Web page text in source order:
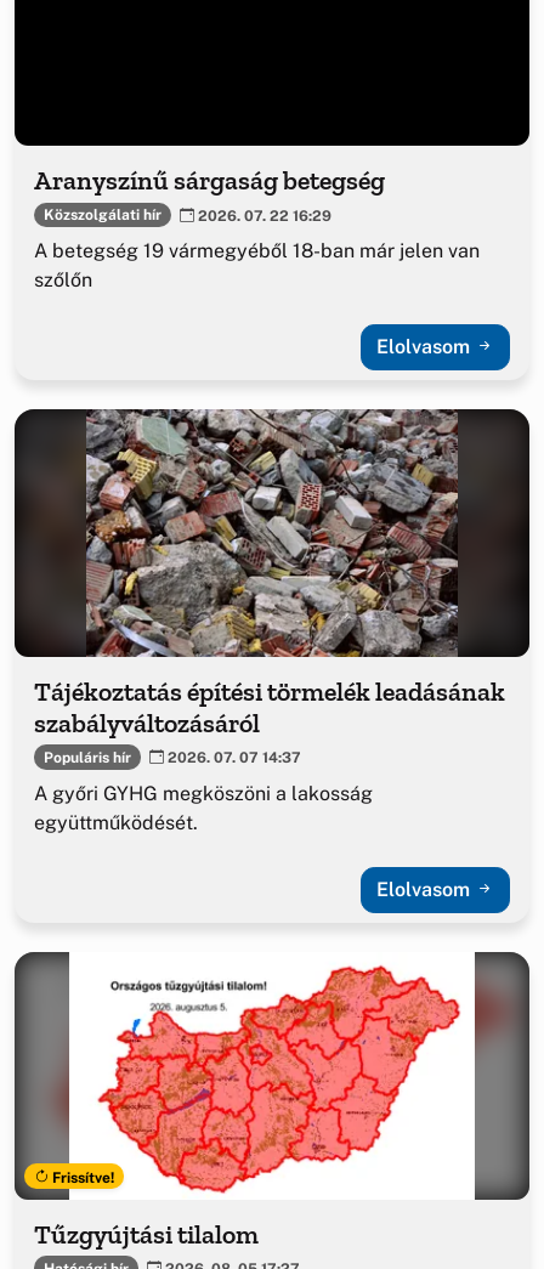
Aranyszínű sárgaság betegség
Közszolgálati hír 2026. 07. 22 16:29
A betegség 19 vármegyéből 18-ban már jelen van
szőlőn
Elolvasom
Tájékoztatás építési törmelék leadásának
szabályváltozásáról
Populáris hír 2026. 07. 07 14:37
A győri GYHG megköszöni a lakosság
együttműködését.
Elolvasom
Frissítve!
Tűzgyújtási tilalom